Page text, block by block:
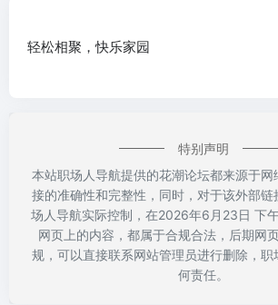
轻松相聚，快乐家园
特别声明
本站职场人导航提供的花潮论坛都来源于
接的准确性和完整性，同时，对于该外部链
场人导航实际控制，在2026年6月23日 下
网页上的内容，都属于合规合法，后期网
规，可以直接联系网站管理员进行删除，
何责任。